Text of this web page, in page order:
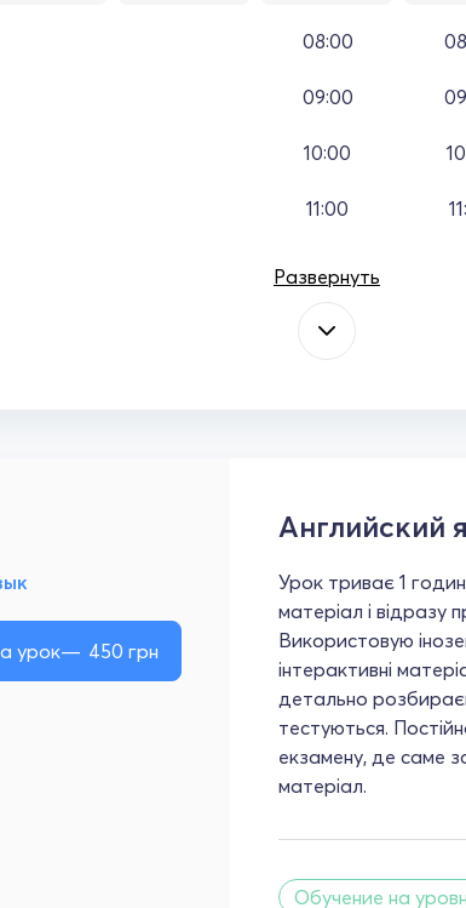
08:00
09:00
10:00
11:00
Развернуть
урок 450 грн
Английский
Урок триває 1
матеріал і відразу
Використовую
інтерактивні
детально
тестуються.
екзамену, де саме
матеріал.
Обучение на